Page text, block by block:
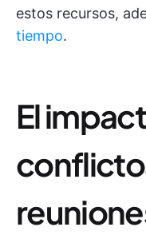
estos recursos,
tiempo.
El